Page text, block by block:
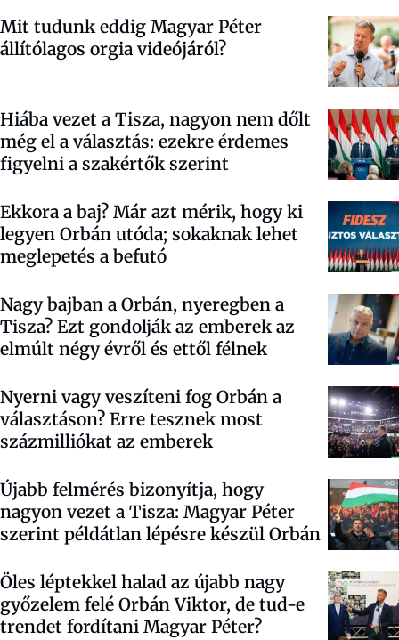
Mit tudunk eddig Magyar Péter
állítólagos orgia videójáról?
Hiába vezet a Tisza, nagyon nem dőlt
még el a választás: ezekre érdemes
figyelni a szakértők szerint
Ekkora a baj? Már azt mérik, hogy ki
legyen Orbán utóda; sokaknak lehet
meglepetés a befutó
Nagy bajban a Orbán, nyeregben a
Tisza? Ezt gondolják az emberek az
elmúlt négy évről és ettől félnek
Nyerni vagy veszíteni fog Orbán a
választáson? Erre tesznek most
százmilliókat az emberek
Újabb felmérés bizonyítja, hogy
nagyon vezet a Tisza: Magyar Péter
szerint példátlan lépésre készül Orbán
Öles léptekkel halad az újabb nagy
győzelem felé Orbán Viktor, de tud-e
trendet fordítani Magyar Péter?